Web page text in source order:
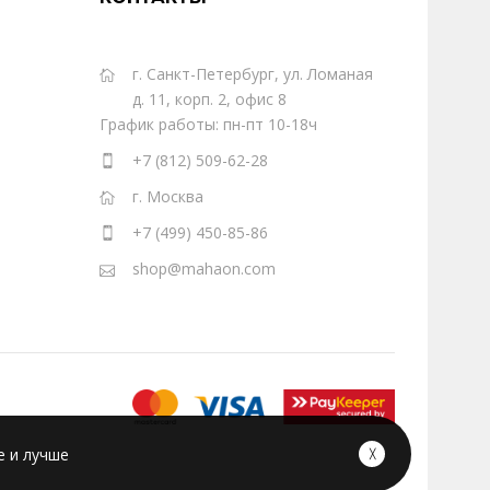
г. Санкт-Петербург, ул. Ломаная
д. 11, корп. 2, офис 8
График работы: пн-пт 10-18ч
+7 (812) 509-62-28
г. Москва
+7 (499) 450-85-86
shop@mahaon.com
и лучше ╳